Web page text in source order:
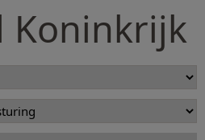
Koninkrijk